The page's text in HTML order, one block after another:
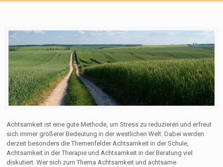
Achtsamkeit ist eine gute Methode, um Stress zu reduzieren und erfreut
sich immer größerer Bedeutung in der westlichen Welt. Dabei werden
derzeit besonders die Themenfelder Achtsamkeit in der Schule,
Achtsamkeit in der Therapie und Achtsamkeit in der Beratung viel
diskutiert. Wer sich zum Thema Achtsamkeit und achtsame